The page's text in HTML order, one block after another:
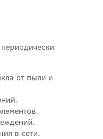
от пыли и
в сети.